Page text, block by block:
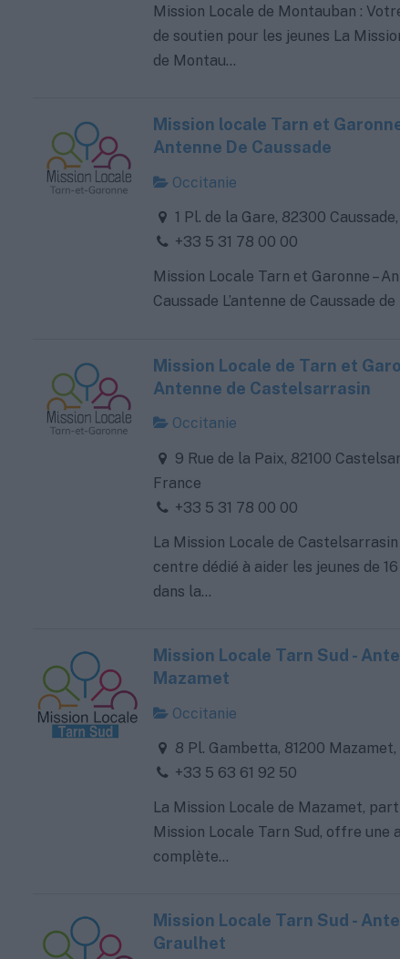
Mission Locale de Montauban :
de soutien pour les jeunes La
de Montau...
Mission locale Tarn et
Antenne De Caussade
Occitanie
1 Pl. de la Gare, 82300
+33 5 31 78 00 00
Mission Locale Tarn et Garonne –
Caussade L’antenne de Caussade
Mission Locale de Tarn et
Antenne de Castelsarrasin
Occitanie
9 Rue de la Paix, 82100
France
+33 5 31 78 00 00
La Mission Locale de
centre dédié à aider les jeunes de
dans la...
Mission Locale Tarn Sud -
Mazamet
Occitanie
8 Pl. Gambetta, 81200
+33 5 63 61 92 50
La Mission Locale de Mazamet,
Mission Locale Tarn Sud, offre une
complète...
Mission Locale Tarn Sud -
Graulhet